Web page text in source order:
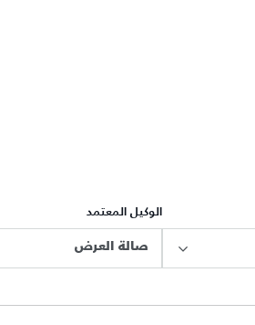
الوكيل المعتمد
صالة العرض